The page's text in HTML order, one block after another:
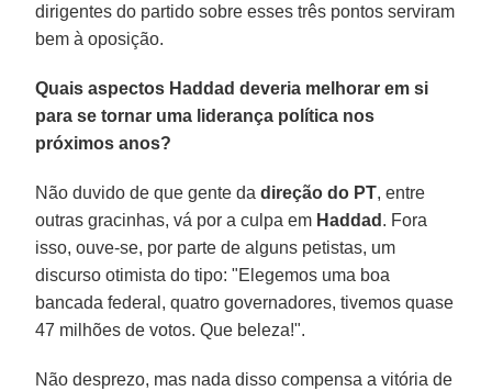
dirigentes do partido sobre esses três pontos serviram
bem à oposição.
Quais aspectos Haddad deveria melhorar em si
para se tornar uma liderança política nos
próximos anos?
Não duvido de que gente dadireção do PT, entre
outras gracinhas, vá por a culpa em Haddad . Fora
isso, ouve-se, por parte de alguns petistas, um
discurso otimista do tipo: "Elegemos uma boa
bancada federal, quatro governadores, tivemos quase
47 milhões de votos. Que beleza!".
Não desprezo, mas nada disso compensa a vitória de